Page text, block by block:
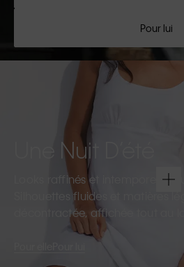
Pour lui
Une Nuit D’été
Looks raffinés et intemporels
Silhouettes fluides et matières
décontractée, affichée tout au